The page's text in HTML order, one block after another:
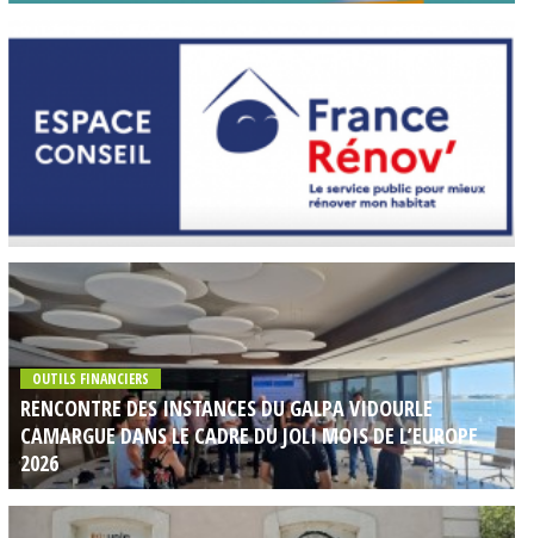
OUTILS FINANCIERS
RENCONTRE DES INSTANCES DU GALPA VIDOURLE
CAMARGUE DANS LE CADRE DU JOLI MOIS DE L’EUROPE
2026